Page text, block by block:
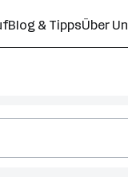
Blog & TippsÜber